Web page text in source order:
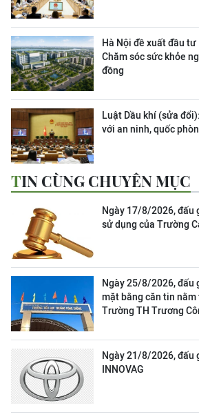
Hà Nội đề xuất đầu
Chăm sóc sức khỏe
đồng
Luật Dầu khí (sửa
với an ninh, quốc
TIN CÙNG CHUYÊN MỤC
Ngày 17/8/2026, đấu
sử dụng của Trường
Ngày 25/8/2026, đấu
mặt bằng căn tin
Trường TH Trương
Ngày 21/8/2026, đấu
INNOVAG